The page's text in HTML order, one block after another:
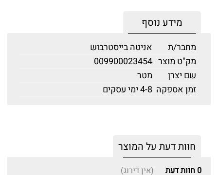
מידע נוסף
מחבר/ת
אניטה בייסטרבוש
מק"ט מוצר 009900023454
שם יצרן
מטר
זמן אספקה 4-8 ימי עסקים
חוות דעת על המוצר
0 חוות דעת (אין דירוג)